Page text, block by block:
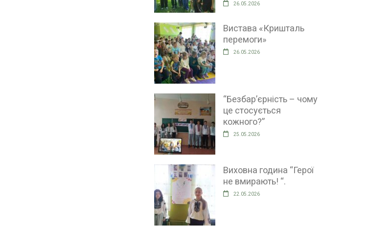
26.05.2026
Вистава «Кришталь
перемоги»
26.05.2026
“Безбар’єрність – чому
це стосується
кожного?”
25.05.2026
Виховна година “Герої
не вмирають! “.
22.05.2026